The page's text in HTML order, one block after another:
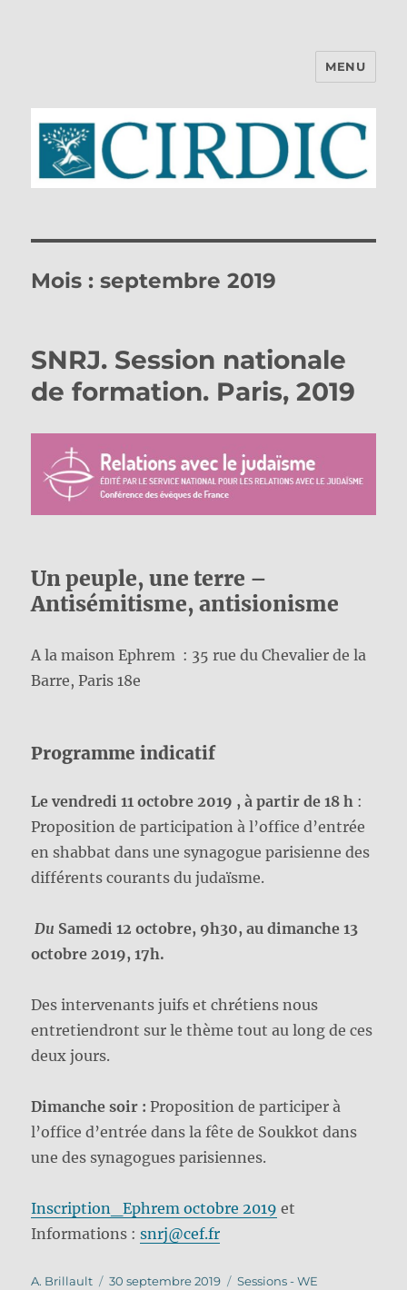
MENU
Mois :septembre 2019
SNRJ. Session nationale
de formation. Paris, 2019
Un peuple, une terre –
Antisémitisme, antisionisme
A la maison Ephrem : 35 rue du Chevalier de la
Barre, Paris 18e
Programme indicatif
Le vendredi 11 octobre 2019 , à partir de 18 h :
Proposition de participation à l’office d’entrée
en shabbat dans une synagogue parisienne des
différents courants du judaïsme.
Du Samedi 12 octobre, 9h30, au dimanche 13
octobre 2019, 17h.
Des intervenants juifs et chrétiens nous
entretiendront sur le thème tout au long de ces
deux jours.
Dimanche soir :Proposition de participer à
l’office d’entrée dans la fête de Soukkot dans
une des synagogues parisiennes.
Inscription_Ephrem octobre 2019 et
Informations :snrj@cef.fr
Auteur
A. Brillault
Publié
30 septembre 2019 Catégories
Sessions - WE